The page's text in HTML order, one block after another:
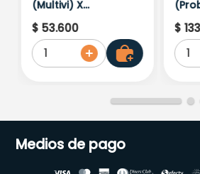
(Multivi) X
40Cap.Blandas.Pc
$ 53.600
1
X 5ML
$ 133
1
Medios de pago